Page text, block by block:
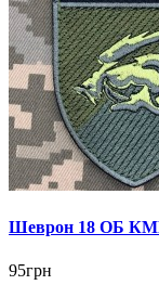
Шеврон 18 ОБ
95грн